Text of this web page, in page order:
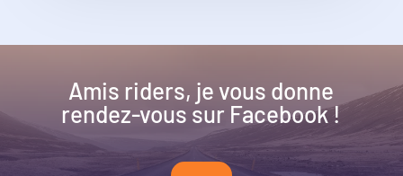
Amis riders, je vous donne
rendez-vous sur Facebook !